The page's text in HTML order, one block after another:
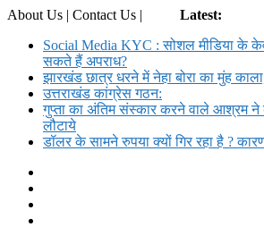
About Us | Contact Us |
Latest:
Social Media KYC : सोशल मीडिया के
सकते हैं अपराध?
झारखंड छात्र धरने में नेहा बोरा का मुंह
उत्तराखंड कांग्रेस गठन:
गुप्ता का अंतिम संस्कार करने वाले आश्रम ने
लौटाये
डॉलर के सामने रुपया क्यों गिर रहा है ?